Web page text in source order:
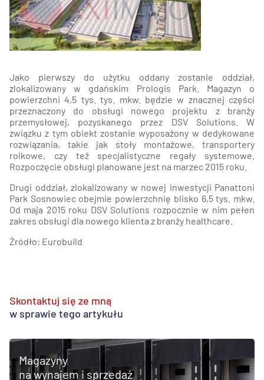
Jako pierwszy do użytku oddany zostanie oddział,
zlokalizowany w gdańskim Prologis Park. Magazyn o
powierzchni 4,5 tys. tys. mkw. będzie w znacznej części
przeznaczony do obsługi nowego projektu z branży
przemysłowej, pozyskanego przez DSV Solutions. W
związku z tym obiekt zostanie wyposażony w dedykowane
rozwiązania, takie jak stoły montażowe, transportery
rolkowe, czy też specjalistyczne regały systemowe.
Rozpoczęcie obsługi planowane jest na marzec 2015 roku.
Drugi oddział, zlokalizowany w nowej inwestycji Panattoni
Park Sosnowiec obejmie powierzchnię blisko 6,5 tys. mkw.
Od maja 2015 roku DSV Solutions rozpocznie w nim pełen
zakres obsługi dla nowego klienta z branży healthcare.
Źródło: Eurobuild
Skontaktuj się ze mną
w sprawie tego artykułu
Magazyny
na wynajem i sprzedaż